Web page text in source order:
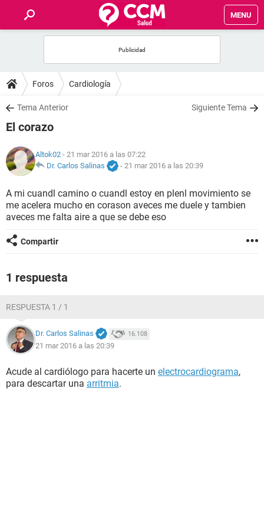
MENU
FOROS
SALUD
NUTRICIÓN
BIENESTAR
Foros Cardiología
Tema Anterior Siguiente Tema
El corazo
Altok02 - 21 mar 2016 a las 07:22
Dr. Carlos Salinas
- 21 mar 2016 a las 20:39
A mi cuandl camino o cuandl estoy en plenl movimiento se
me acelera mucho en corason aveces me duele y tambien
aveces me falta aire a que se debe eso
Compartir
1 respuesta
RESPUESTA 1 / 1
Dr. Carlos Salinas 16.108
21 mar 2016 a las 20:39
Acude al cardiólogo para hacerte un electrocardiograma,
para descartar una arritmia.